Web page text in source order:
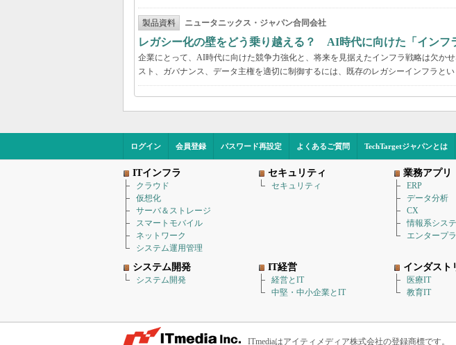
製品資料 ニュータニックス・ジャパン合同会社
レガシー化の壁をどう乗り越える？ AI時代に向けた「インフ
企業にとって、AI時代に向けた競争力強化と、将来を見据えたインフラ戦略は欠か
スト、ガバナンス、データ主権を適切に制御するには、既存のレガシーインフラとい
ログイン 会員登録 パスワード再設定 よくあるご質問 TechTargetジャパンとは
ITインフラ
クラウド
仮想化
サーバ＆ストレージ
スマートモバイル
ネットワーク
システム運用管理
セキュリティ
セキュリティ
業務アプリ
ERP
データ分析
CX
情報系シス
エンタープ
システム開発
システム開発
IT経営
経営とIT
中堅・中小企業とIT
インダスト
医療IT
教育IT
ITmediaはアイティメディア株式会社の登録商標です。